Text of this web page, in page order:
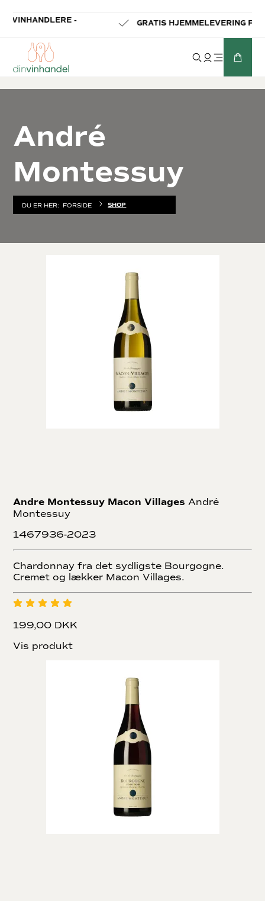
GRATIS HJEMMELEVERING FRA 699 KR.
André
Montessuy
DU ER HER: FORSIDE SHOP
Andre Montessuy Macon Villages André
Montessuy
1467936-2023
Chardonnay fra det sydligste Bourgogne.
Cremet og lækker Macon Villages.
199,00 DKK
Vis produkt